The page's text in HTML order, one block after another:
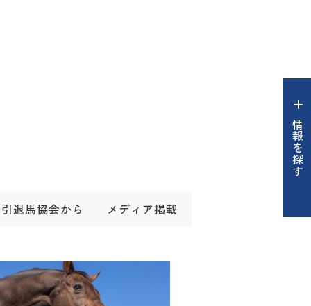
情報を探す
引退馬協会から メディア掲載